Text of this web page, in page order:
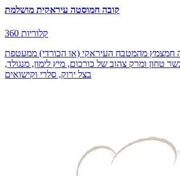
קובה חמוסטה עיראקית מושלמת
360 קלוריות
חמצמץ מהמטבח העיראקי (או הכורדי) ממעטפת
טחון ומרק צהוב של כורכום, מיץ לימון, מנגולד,
בצל ירוק, סלרי וקישואים